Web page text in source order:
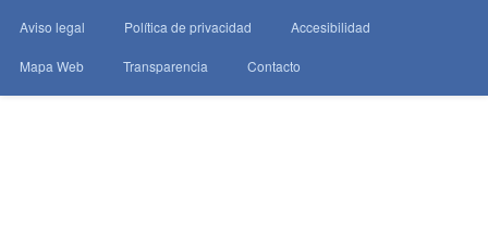
Aviso legal Política de privacidad Accesibilidad
Mapa Web Transparencia Contacto